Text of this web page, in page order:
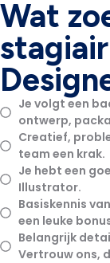
Wat
Je volgt een
ontwerp,
Creatief,
team een krak.
Je hebt een
Illustrator.
Basiskennis
een leuke
Belangrijk
Vertrouw ons,